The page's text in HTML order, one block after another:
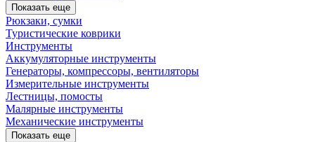
Показать еще
Рюкзаки, сумки
Туристические коврики
Инструменты
Аккумуляторные инструменты
Генераторы, компрессоры, вентиляторы
Измерительные инструменты
Лестницы, помосты
Малярные инструменты
Механические инструменты
Показать еще